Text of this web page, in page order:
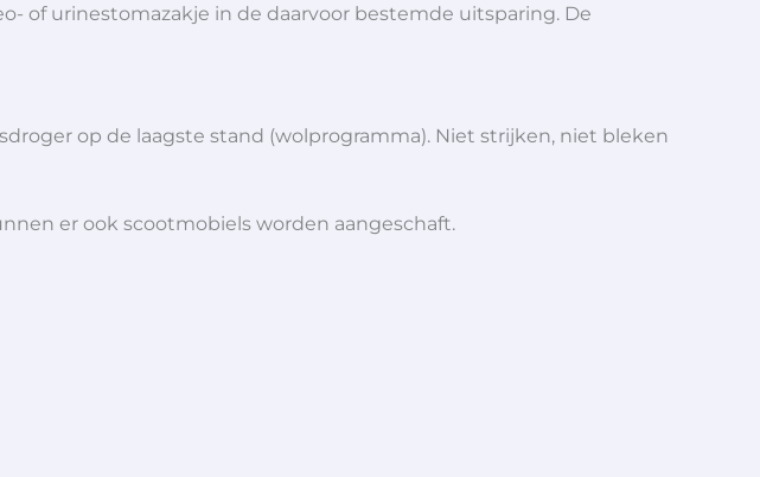
of urinestomazakje in de daarvoor bestemde uitsparing. De
op de laagste stand (wolprogramma). Niet strijken, niet bleken
er ook scootmobiels worden aangeschaft.